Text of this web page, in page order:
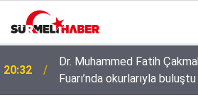
14:52
Diyanet İşleri Başkanlığı ile
milyonları sevindirdi